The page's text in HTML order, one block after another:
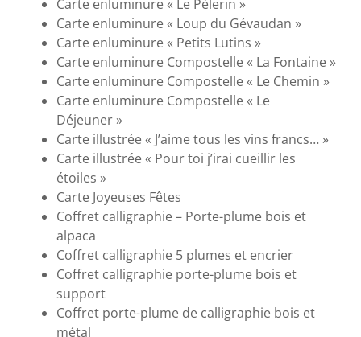
Carte enluminure « Le Pèlerin »
Carte enluminure « Loup du Gévaudan »
Carte enluminure « Petits Lutins »
Carte enluminure Compostelle « La Fontaine »
Carte enluminure Compostelle « Le Chemin »
Carte enluminure Compostelle « Le
Déjeuner »
Carte illustrée « J’aime tous les vins francs… »
Carte illustrée « Pour toi j’irai cueillir les
étoiles »
Carte Joyeuses Fêtes
Coffret calligraphie – Porte-plume bois et
alpaca
Coffret calligraphie 5 plumes et encrier
Coffret calligraphie porte-plume bois et
support
Coffret porte-plume de calligraphie bois et
métal